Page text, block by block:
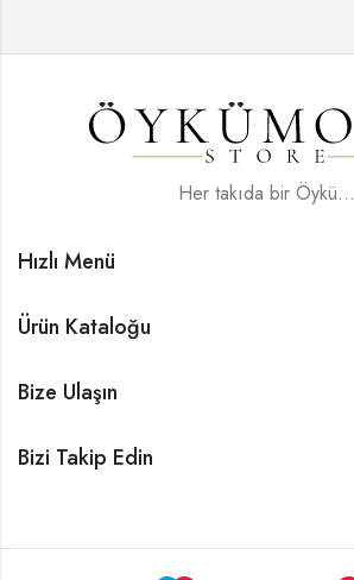
Her takıda bir Öykü...
Hızlı Menü
Ürün Kataloğu
Bize Ulaşın
Bizi Takip Edin